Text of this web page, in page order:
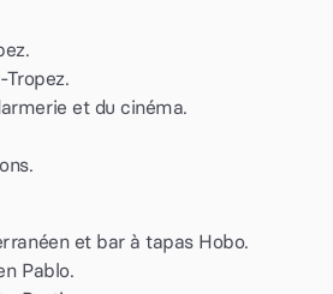
et du cinéma.
et bar à tapas Hobo.
Pablo.